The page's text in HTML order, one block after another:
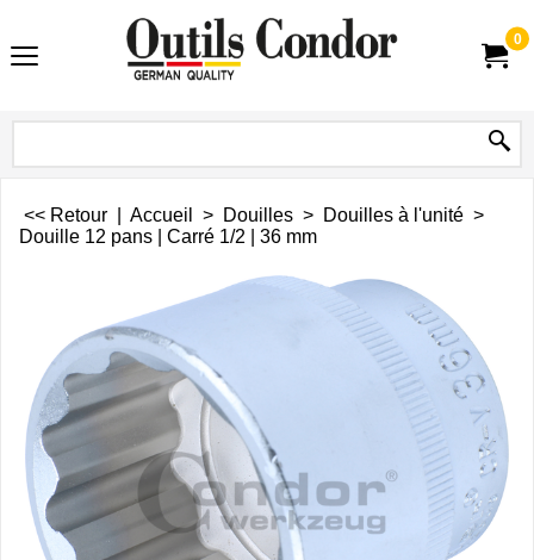
0
<< Retour Accueil > Douilles > Douilles à l'unité >
Douille 12 pans | Carré 1/2 | 36 mm